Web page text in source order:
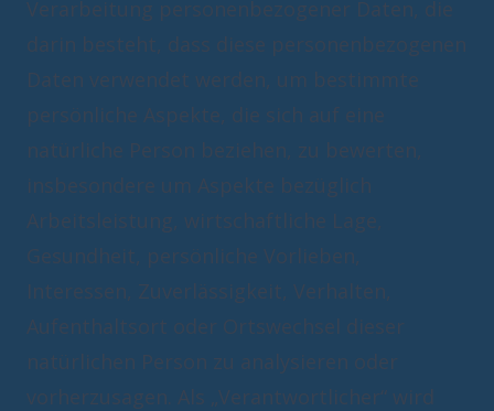
Verarbeitung personenbezogener Daten, die
darin besteht, dass diese personenbezogenen
Daten verwendet werden, um bestimmte
persönliche Aspekte, die sich auf eine
natürliche Person beziehen, zu bewerten,
insbesondere um Aspekte bezüglich
Arbeitsleistung, wirtschaftliche Lage,
Gesundheit, persönliche Vorlieben,
Interessen, Zuverlässigkeit, Verhalten,
Aufenthaltsort oder Ortswechsel dieser
natürlichen Person zu analysieren oder
vorherzusagen. Als „Verantwortlicher“ wird